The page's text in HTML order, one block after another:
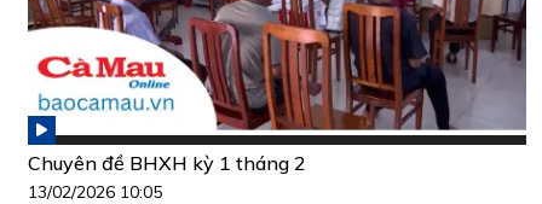
Chuyên đề BHXH kỳ 1 tháng 2
13/02/2026 10:05